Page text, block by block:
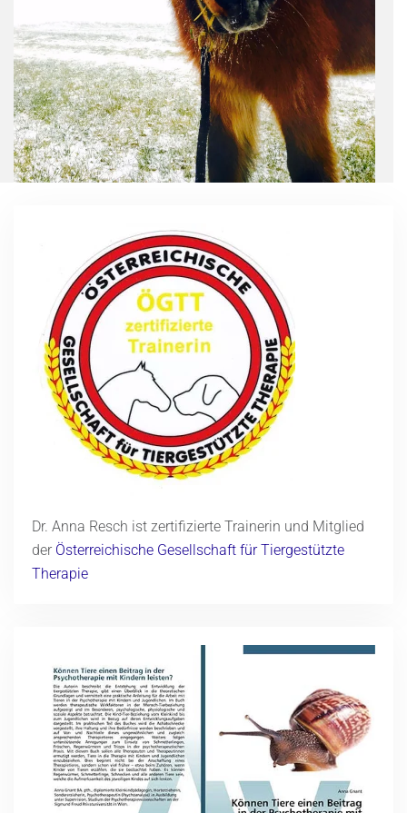
Dr. Anna Resch ist zertifizierte Trainerin und Mitglied
der Österreichische Gesellschaft für Tiergestützte
Therapie